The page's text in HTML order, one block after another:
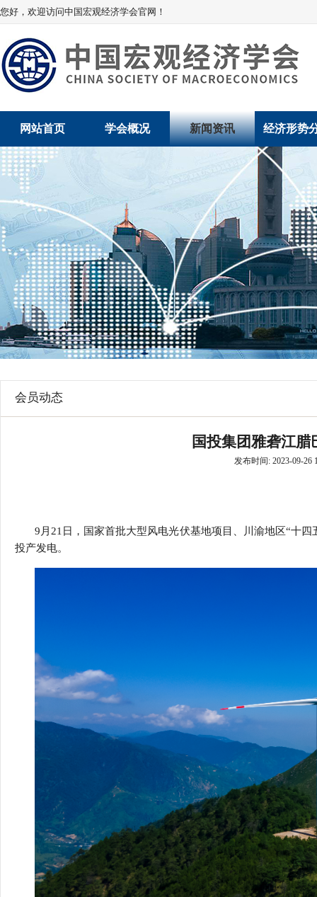
您好，欢迎访问中国宏观经济学会官网！
网站首页 学会概况
学术委员会
学会领导
组织机构
法律顾问
学会章程
新闻资讯
党建动态
学会动态
会员动态
地方动态
经济形势
经济数据
数说经济
经济运行与
产业发展
创新高技术
行
贸易与流
会员动态
国投集团雅砻江
发布时间: 2023-09-26
9 月 21 日，国家首批大型风电光伏基地项目、川渝地区“十四
投产发电。